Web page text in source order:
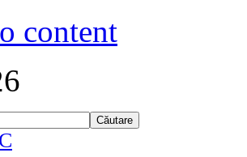
content